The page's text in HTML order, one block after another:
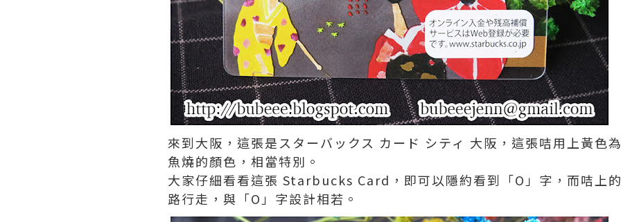
來到大阪，這張是スターバックス カード シティ 大阪，這張咭用上黃色
魚燒的顏色，相當特別。
大家仔細看看這張 Starbucks Card，即可以隱約看到「O」字，而咭上
路行走，與「O」字設計相若。